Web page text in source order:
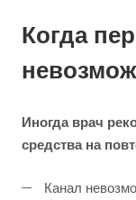
Когда
Иногда врач
средства на
Канал